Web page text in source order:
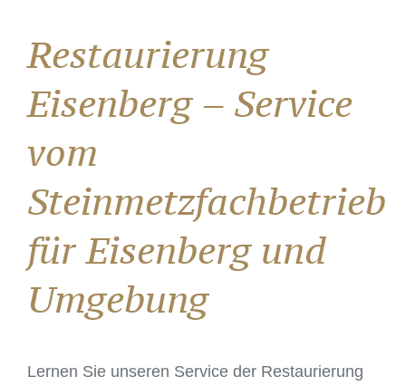
Restaurierung
Eisenberg – Service
vom
Steinmetzfachbetrieb
für Eisenberg und
Umgebung
Lernen Sie unseren Service der Restaurierung